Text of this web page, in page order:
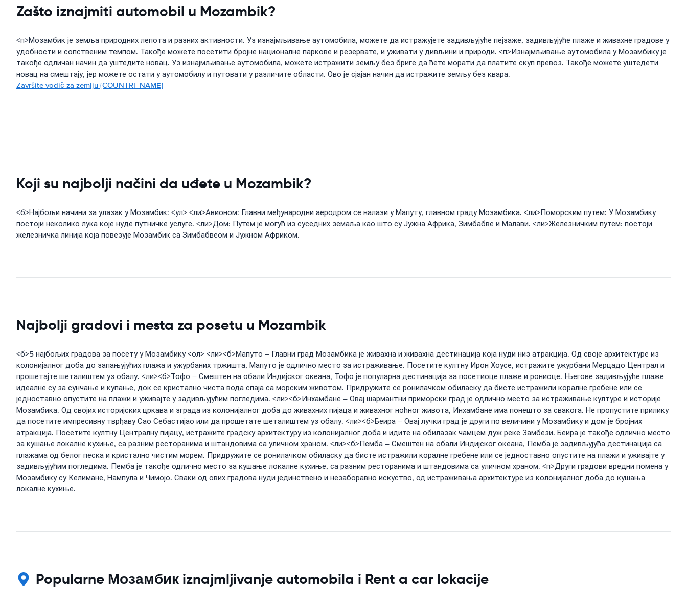
Zašto iznajmiti automobil u Mozambik?
<п>Мозамбик је земља природних лепота и разних активности. Уз изнајмљивање аутомобила, можете да истражујете задивљујуће пејзаже, задивљујуће плаже и живахне градове у
удобности и сопственим темпом. Такође можете посетити бројне националне паркове и резервате, и уживати у дивљини и природи. <п>Изнајмљивање аутомобила у Мозамбику је
такође одличан начин да уштедите новац. Уз изнајмљивање аутомобила, можете истражити земљу без бриге да ћете морати да платите скуп превоз. Такође можете уштедети
новац на смештају, јер можете остати у аутомобилу и путовати у различите области. Ово је сјајан начин да истражите земљу без квара.
Završite vodič za zemlju {COUNTRI_NAME}
Koji su najbolji načini da uđete u Mozambik?
<б>Најбољи начини за улазак у Мозамбик: <ул> <ли>Авионом: Главни међународни аеродром се налази у Мапуту, главном граду Мозамбика. <ли>Поморским путем: У Мозамбику
постоји неколико лука које нуде путничке услуге. <ли>Дом: Путем је могућ из суседних земаља као што су Јужна Африка, Зимбабве и Малави. <ли>Железничким путем: постоји
железничка линија која повезује Мозамбик са Зимбабвеом и Јужном Африком.
Najbolji gradovi i mesta za posetu u Mozambik
<б>5 најбољих градова за посету у Мозамбику <ол> <ли><б>Мапуто – Главни град Мозамбика је живахна и живахна дестинација која нуди низ атракција. Од своје архитектуре из
колонијалног доба до запањујућих плажа и ужурбаних тржишта, Мапуто је одлично место за истраживање. Посетите култну Ирон Хоусе, истражите ужурбани Мерцадо Централ и
прошетајте шеталиштем уз обалу. <ли><б>Тофо – Смештен на обали Индијског океана, Тофо је популарна дестинација за посетиоце плаже и рониоце. Његове задивљујуће плаже
идеалне су за сунчање и купање, док се кристално чиста вода спаја са морским животом. Придружите се ронилачком обиласку да бисте истражили коралне гребене или се
једноставно опустите на плажи и уживајте у задивљујућим погледима. <ли><б>Инхамбане – Овај шармантни приморски град је одлично место за истраживање културе и историје
Мозамбика. Од својих историјских цркава и зграда из колонијалног доба до живахних пијаца и живахног ноћног живота, Инхамбане има понешто за свакога. Не пропустите прилику
да посетите импресивну тврђаву Сао Себастијао или да прошетате шеталиштем уз обалу. <ли><б>Беира – Овај лучки град је други по величини у Мозамбику и дом је бројних
атракција. Посетите култну Централну пијацу, истражите градску архитектуру из колонијалног доба и идите на обилазак чамцем дуж реке Замбези. Беира је такође одлично место
за кушање локалне кухиње, са разним ресторанима и штандовима са уличном храном. <ли><б>Пемба – Смештен на обали Индијског океана, Пемба је задивљујућа дестинација са
плажама од белог песка и кристално чистим морем. Придружите се ронилачком обиласку да бисте истражили коралне гребене или се једноставно опустите на плажи и уживајте у
задивљујућим погледима. Пемба је такође одлично место за кушање локалне кухиње, са разним ресторанима и штандовима са уличном храном. <п>Други градови вредни помена у
Мозамбику су Келимане, Нампула и Чимојо. Сваки од ових градова нуди јединствено и незаборавно искуство, од истраживања архитектуре из колонијалног доба до кушања
локалне кухиње.
Popularne Мозамбик iznajmljivanje automobila i Rent a car lokacije